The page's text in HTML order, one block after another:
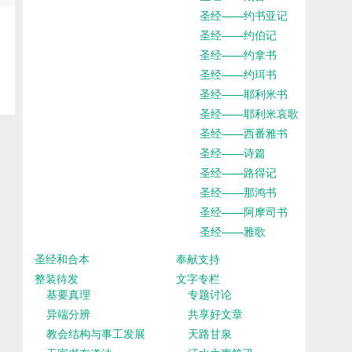
圣经——约书亚记
圣经——约伯记
圣经——约拿书
圣经——约珥书
圣经——耶利米书
圣经——耶利米哀歌
圣经——西番雅书
圣经——诗篇
圣经——路得记
圣经——那鸿书
圣经——阿摩司书
圣经——雅歌
圣经和合本
奉献支持
整装待发
基要真理
异端分辨
教会结构与事工发展
文字专栏
专题讨论
共享好文章
天路甘泉